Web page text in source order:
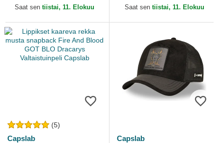
Valtaistuinpeli Capslab
Saat sen tiistai, 11. Elokuu
Capslab
Saat sen tiistai, 11. Elokuu
(5)
Capslab
Capslab